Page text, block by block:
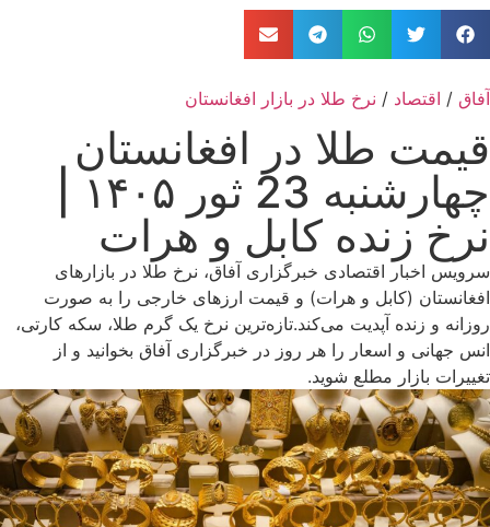
آفاق / اقتصاد / نرخ طلا در بازار افغانستان
قیمت طلا در افغانستان
نرخ زنده کابل و هرات
سرویس اخبار اقتصادی خبرگزاری آفاق، نرخ طلا در بازارهای
افغانستان (کابل و هرات) و قیمت ارزهای خارجی را به صورت
روزانه و زنده آپدیت می‌کند.تازه‌ترین نرخ یک گرم طلا، سکه کارتی،
انس جهانی و اسعار را هر روز در خبرگزاری آفاق بخوانید و از
تغییرات بازار مطلع شوید.